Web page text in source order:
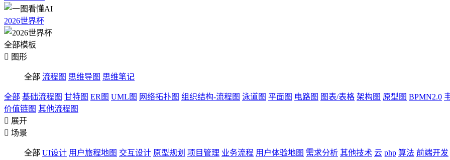
2026世界杯
全部模板
 图形
全部 流程图 思维导图 思维笔记
全部 基础流程图 甘特图 ER图 UML图 网络拓扑图 组织结构-流程图 泳道图 平面图 电路图 图表/表格 架构图 原型图 BPMN2.0
价值链图 其他流程图
 展开
 场景
全部 UI设计 用户旅程地图 交互设计 原型规划 项目管理 业务流程 用户体验地图 需求分析 其他技术 云 php 算法 前端开发